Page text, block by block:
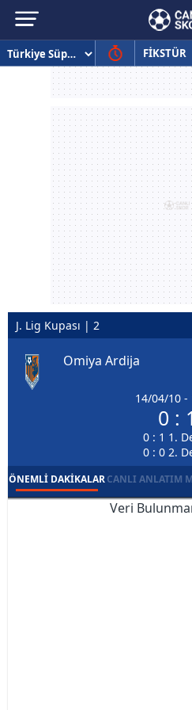
FİKSTÜR
J. Lig Kupası | 2
Omiya Ardija
14/04/10 -
0 : 1
0 : 1 1.
0 : 0 2.
ÖNEMLI DAKIKALARCANLI ANLATIM
Veri